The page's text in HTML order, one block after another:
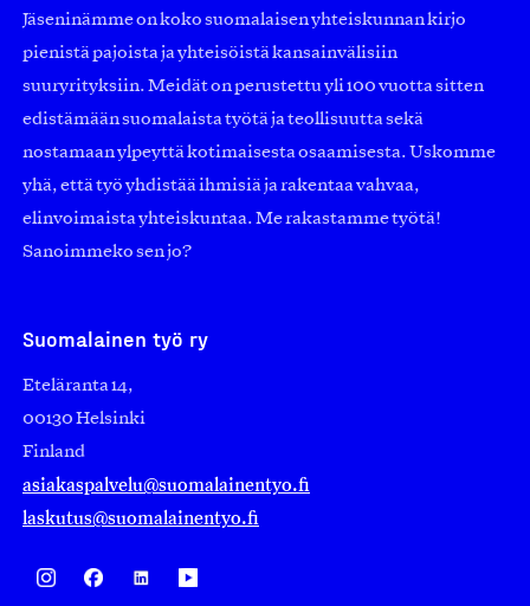
Jäseninämme on koko suomalaisen yhteiskunnan kirjo
pienistä pajoista ja yhteisöistä kansainvälisiin
suuryrityksiin. Meidät on perustettu yli 100 vuotta sitten
edistämään suomalaista työtä ja teollisuutta sekä
nostamaan ylpeyttä kotimaisesta osaamisesta. Uskomme
yhä, että työ yhdistää ihmisiä ja rakentaa vahvaa,
elinvoimaista yhteiskuntaa. Me rakastamme työtä!
Sanoimmeko sen jo?
Suomalainen työ ry
Eteläranta 14,
00130 Helsinki
Finland
asiakaspalvelu@suomalainentyo.fi
laskutus@suomalainentyo.fi